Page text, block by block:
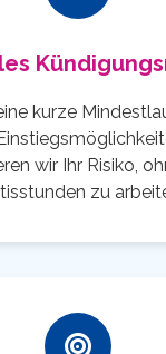
kurze
wir Ihr Risiko,
zu